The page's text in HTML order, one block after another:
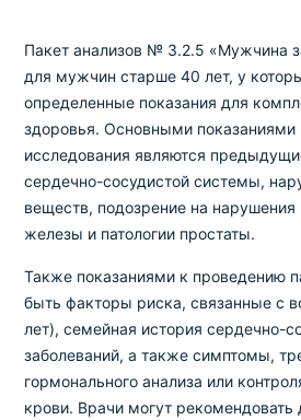
Пакет анализов № 3.2.5 «Мужчина
для мужчин старше 40 лет, у
определенные показания для
здоровья. Основными показаниями
исследования являются
сердечно-сосудистой системы,
веществ, подозрение на
железы и патологии простаты.
Также показаниями к проведению
быть факторы риска, связанные с
лет), семейная история сердечно-
заболеваний, а также симптомы,
гормонального анализа или
крови. Врачи могут рекомендовать